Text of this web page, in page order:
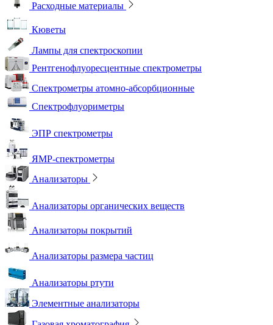
Расходные материалы
Кюветы
Лампы для спектроскопии
Рентгенофлуоресцентные спектрометры
Спектрометры атомно-абсорбционные
Спектрофлуориметры
ЭПР спектрометры
ЯМР-спектрометры
Анализаторы
Анализаторы органических веществ
Анализаторы покрытий
Анализаторы размера частиц
Анализаторы ртути
Элементные анализаторы